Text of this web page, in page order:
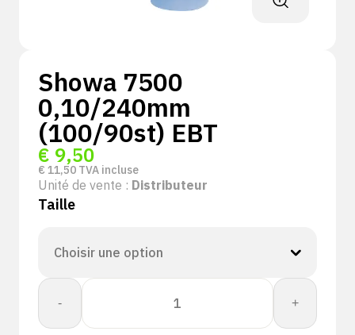
Showa 7500
0,10/240mm
(100/90st) EBT
€ 9,50
€ 11,50 TVA incluse
Unité de vente : Distributeur
Taille
-
quantité
Showa
+